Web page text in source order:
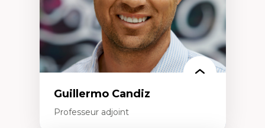
Guillermo Candiz
Professeur adjoint